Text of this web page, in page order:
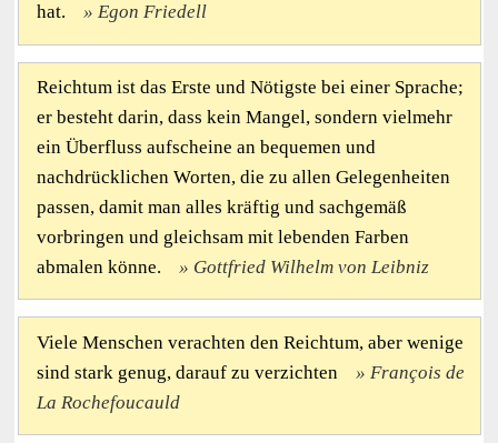
hat.
Egon Friedell
Reichtum ist das Erste und Nötigste bei einer Sprache;
er besteht darin, dass kein Mangel, sondern vielmehr
ein Überfluss aufscheine an bequemen und
nachdrücklichen Worten, die zu allen Gelegenheiten
passen, damit man alles kräftig und sachgemäß
vorbringen und gleichsam mit lebenden Farben
abmalen könne.
Gottfried Wilhelm von Leibniz
Viele Menschen verachten den Reichtum, aber wenige
sind stark genug, darauf zu verzichten
François de
La Rochefoucauld